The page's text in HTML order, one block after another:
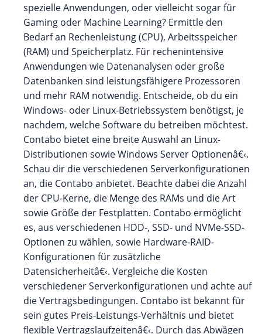
spezielle Anwendungen, oder vielleicht sogar für
Gaming oder Machine Learning? Ermittle den
Bedarf an Rechenleistung (CPU), Arbeitsspeicher
(RAM) und Speicherplatz. Für rechenintensive
Anwendungen wie Datenanalysen oder große
Datenbanken sind leistungsfähigere Prozessoren
und mehr RAM notwendig. Entscheide, ob du ein
Windows- oder Linux-Betriebssystem benötigst, je
nachdem, welche Software du betreiben möchtest.
Contabo bietet eine breite Auswahl an Linux-
Distributionen sowie Windows Server Optionenâ€‹.
Schau dir die verschiedenen Serverkonfigurationen
an, die Contabo anbietet. Beachte dabei die Anzahl
der CPU-Kerne, die Menge des RAMs und die Art
sowie Größe der Festplatten. Contabo ermöglicht
es, aus verschiedenen HDD-, SSD- und NVMe-SSD-
Optionen zu wählen, sowie Hardware-RAID-
Konfigurationen für zusätzliche
Datensicherheitâ€‹. Vergleiche die Kosten
verschiedener Serverkonfigurationen und achte auf
die Vertragsbedingungen. Contabo ist bekannt für
sein gutes Preis-Leistungs-Verhältnis und bietet
flexible Vertragslaufzeitenâ€‹. Durch das Abwägen